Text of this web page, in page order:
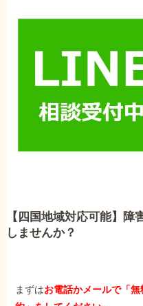
【四国地域対応可能】
しませんか？
まずはお電話かメールで「